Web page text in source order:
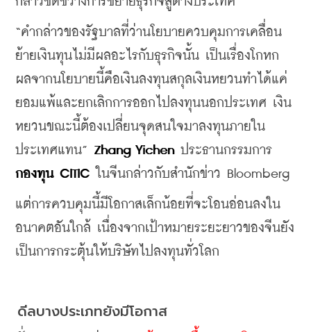
“คำกล่าวของรัฐบาลที่ว่านโยบายควบคุมการเคลื่อน
ย้ายเงินทุนไม่มีผลอะไรกับธุรกิจนั้น เป็นเรื่องโกหก
ผลจากนโยบายนี้คือเงินลงทุนสกุลเงินหยวนทำได้แค่
ยอมแพ้และยกเลิกการออกไปลงทุนนอกประเทศ เงิน
หยวนขณะนี้ต้องเปลี่ยนจุดสนใจมาลงทุนภายใน
ประเทศแทน” Zhang Yichen
กองทุน CITIC ในจีนกล่าวกับสำนักข่าว Bloomberg
แต่การควบคุมนี้มีโอกาสเล็กน้อยที่จะโอนอ่อนลงใน
อนาคตอันใกล้ เนื่องจากเป้าหมายระยะยาวของจีนยัง
เป็นการกระตุ้นให้บริษัทไปลงทุนทั่วโลก
ดีลบางประเภทยังมีโอกาส